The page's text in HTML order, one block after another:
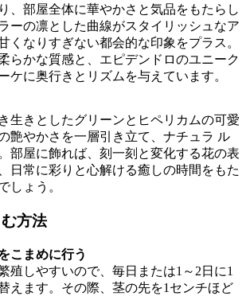
、部屋全体に華やかさと気品をもたらし
ーの凛とした曲線がスタイリッシュなア
くなりすぎない都会的な印象をプラス。
らかな質感と、エピデンドロのユニーク
ケに奥行きとリズムを与えています。
生きとしたグリーンとヒペリカムの可愛
艶やかさを一層引き立て、ナチュラ ル
部屋に飾れば、刻一刻と変化する花の表
日常に彩りと心解ける癒しの時間をもた
しょう。
方法
こまめに行う
殖しやすいので、毎日または1～2日に1
えます。その際、茎の先を1センチほど